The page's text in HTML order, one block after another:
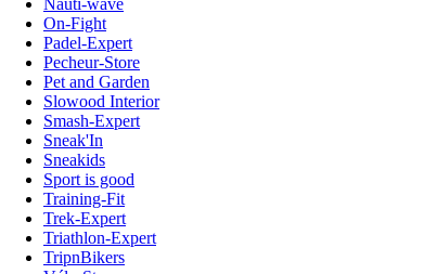
Nauti-wave
On-Fight
Padel-Expert
Pecheur-Store
Pet and Garden
Slowood Interior
Smash-Expert
Sneak'In
Sneakids
Sport is good
Training-Fit
Trek-Expert
Triathlon-Expert
TripnBikers